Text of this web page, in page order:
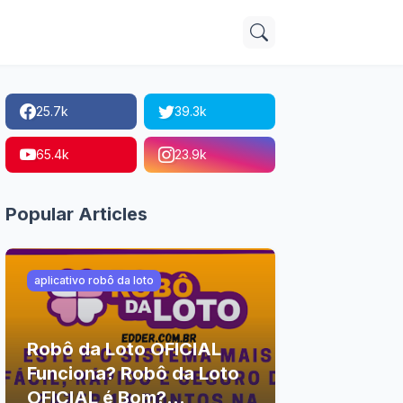
25.7k 39.3k
65.4k 23.9k
Popular Articles
aplicativo robô da loto
Robô da Loto OFICIAL
Funciona? Robô da Loto
OFICIAL é Bom?